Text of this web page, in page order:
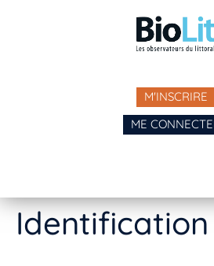
M'INSCRIRE
ME